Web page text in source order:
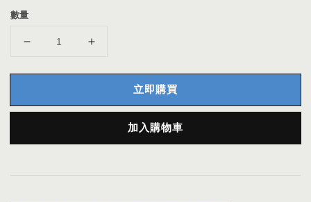
數量
立即購買
加入購物車